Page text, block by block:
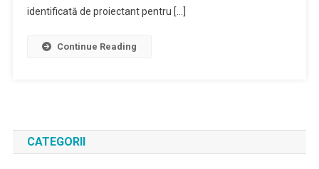
identificată de proiectant pentru […]
Continue Reading
CATEGORII